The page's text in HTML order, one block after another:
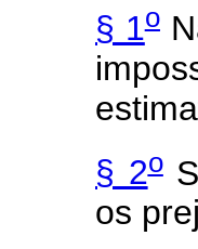
§ 1o
§ 2o
os